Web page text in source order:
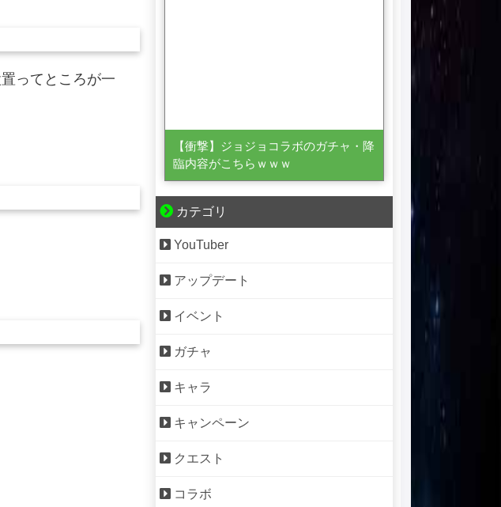
ってところが一
【衝撃】ジョジョコラボのガチャ・降
臨内容がこちらｗｗｗ
カテゴリ
YouTuber
アップデート
イベント
ガチャ
キャラ
キャンペーン
クエスト
コラボ